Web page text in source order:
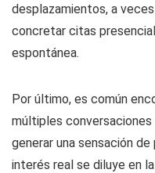
desplazamientos, a
concretar citas
espontánea.
Por último, es común
múltiples
generar una sensación
interés real se diluye en